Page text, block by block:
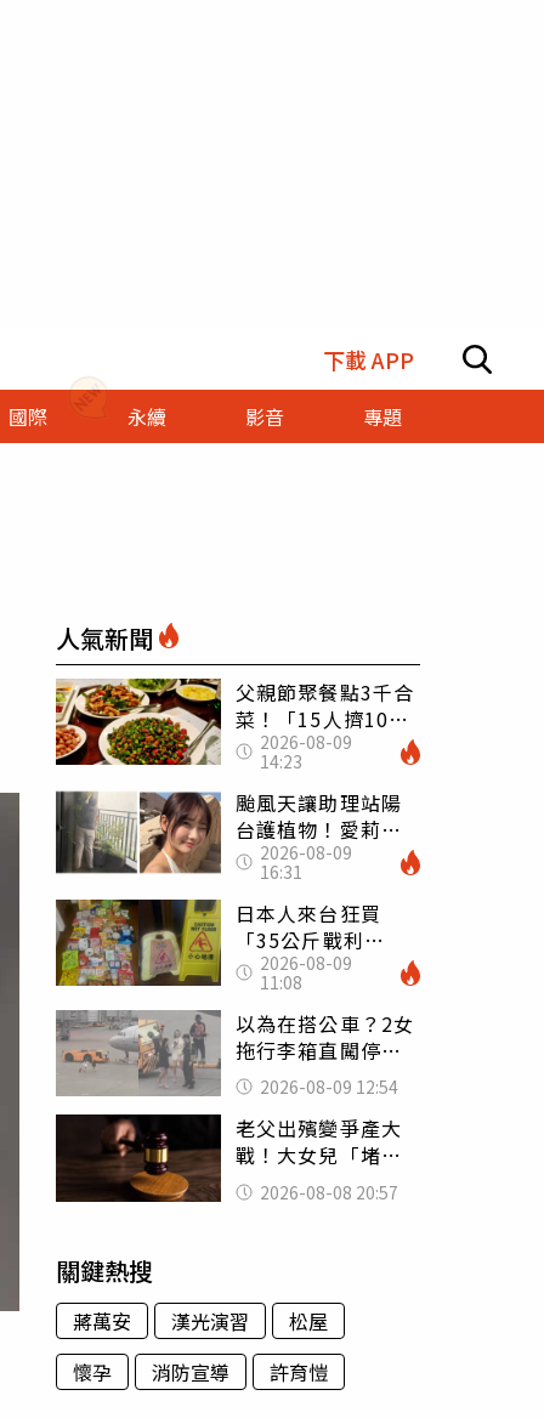
下載 APP
國際 永續 影音 專題
人氣新聞
父親節聚餐點3千合
菜！「15人擠10人
桌」她餓到崩潰
網傻眼：讓店家看
笑話
2026-08-09
14:23
颱風天讓助理站陽
台護植物！愛莉莎
莎挨轟 笑回：他
不會被吹出去
2026-08-09
16:31
日本人來台狂買
「35公斤戰利
品」 連拜拜用紅
盤、「小心地滑」
告示牌也帶回家
2026-08-09
11:08
以為在搭公車？2女
拖行李箱直闖停機
坪「揮手攔機」
荒謬影片曝網傻眼
2026-08-09 12:54
老父出殯變爭產大
戰！大女兒「堵門
鎖靈堂」討千萬
法院判決出爐
2026-08-08 20:57
關鍵熱搜
蔣萬安 漢光演習
松屋
懷孕
消防宣導 許育愷